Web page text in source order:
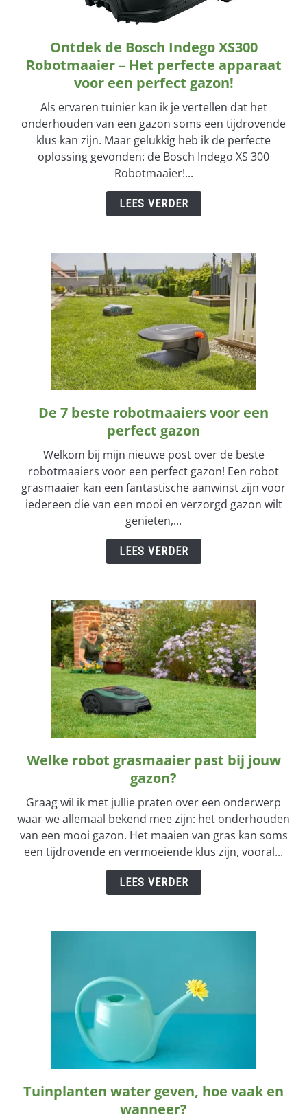
VERTICALE TUIN
ZIEKTES & ONGEDIERTE
link
to
Ontdek
Bosch
Indego
XS300
Robotmaaier
–
Het
perfecte
perfect
gazon!
Ontdek de Bosch Indego XS300
Robotmaaier – Het perfecte apparaat
voor een perfect gazon!
Als ervaren tuinier kan ik je vertellen dat het
onderhouden van een gazon soms een tijdrovende
klus kan zijn. Maar gelukkig heb ik de perfecte
oplossing gevonden: de Bosch Indego XS 300
Robotmaaier!...
LEES VERDER
link
to
7
beste
robotmaaiers
voor
een
perfect
gazon
De 7 beste robotmaaiers voor een
perfect gazon
Welkom bij mijn nieuwe post over de beste
robotmaaiers voor een perfect gazon! Een robot
grasmaaier kan een fantastische aanwinst zijn voor
iedereen die van een mooi en verzorgd gazon wilt
genieten,...
LEES VERDER
link
to
robot
grasmaaier
past
bij
jouw
gazon?
Welke robot grasmaaier past bij jouw
gazon?
Graag wil ik met jullie praten over een onderwerp
waar we allemaal bekend mee zijn: het onderhouden
van een mooi gazon. Het maaien van gras kan soms
een tijdrovende en vermoeiende klus zijn, vooral...
LEES VERDER
link
to
Tuinplanten water geven, hoe vaak en
wanneer?